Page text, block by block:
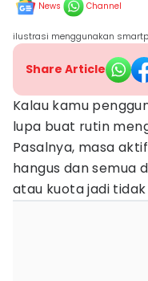
News Channel
ilustrasi menggunakan
Share Article
Kalau kamu
lupa buat rutin
Pasalnya, masa
hangus dan semua
atau kuota jadi